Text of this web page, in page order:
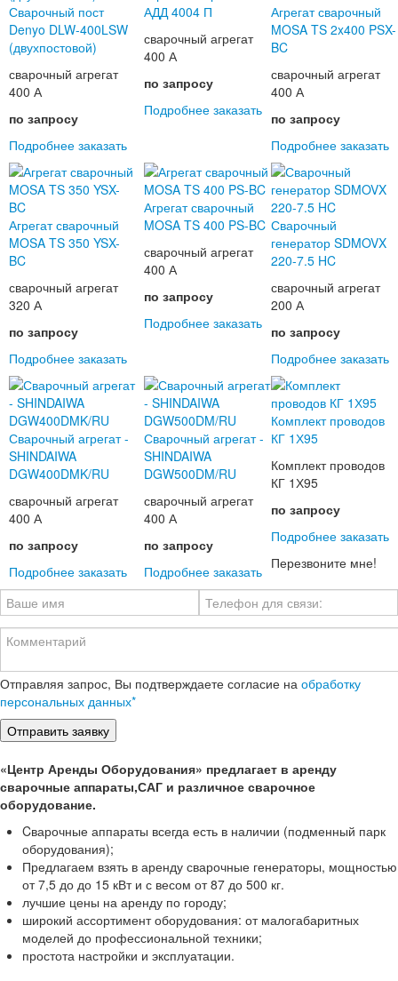
Сварочный пост
Denyo DLW-400LSW
(двухпостовой)
сварочный агрегат
400 А
по запросу
Подробнее заказать
АДД 4004 П
сварочный агрегат
400 А
по запросу
Подробнее заказать
Агрегат сварочный
MOSA TS 2x400 PSX-
BC
сварочный агрегат
400 А
по запросу
Подробнее заказать
Агрегат сварочный
MOSA TS 350 YSX-
BC
сварочный агрегат
320 А
по запросу
Подробнее заказать
Агрегат сварочный
MOSA TS 400 PS-BC
сварочный агрегат
400 А
по запросу
Подробнее заказать
Сварочный
генератор SDMOVX
220-7.5 HC
сварочный агрегат
200 А
по запросу
Подробнее заказать
Сварочный агрегат -
SHINDAIWA
DGW400DMK/RU
сварочный агрегат
400 А
по запросу
Подробнее заказать
Сварочный агрегат -
SHINDAIWA
DGW500DM/RU
сварочный агрегат
400 А
по запросу
Подробнее заказать
Комплект проводов
КГ 1Х95
Комплект проводов
КГ 1Х95
по запросу
Подробнее заказать
Перезвоните мне!
Отправляя запрос, Вы подтверждаете согласие на обработку
персональных данных*
«Центр Аренды Оборудования» предлагает в аренду
сварочные аппараты,САГ и различное сварочное
оборудование.
Cварочные аппараты всегда есть в наличии (подменный парк
оборудования);
Предлагаем взять в аренду сварочные генераторы, мощностью
от 7,5 до до 15 кВт и с весом от 87 до 500 кг.
лучшие цены на аренду по городу;
широкий ассортимент оборудования: от малогабаритных
моделей до профессиональной техники;
простота настройки и эксплуатации.